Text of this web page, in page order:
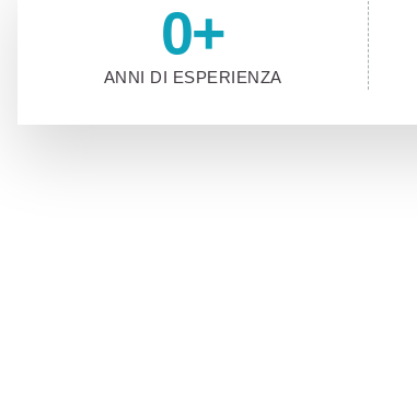
ANNI DI ESPERIENZA
0+